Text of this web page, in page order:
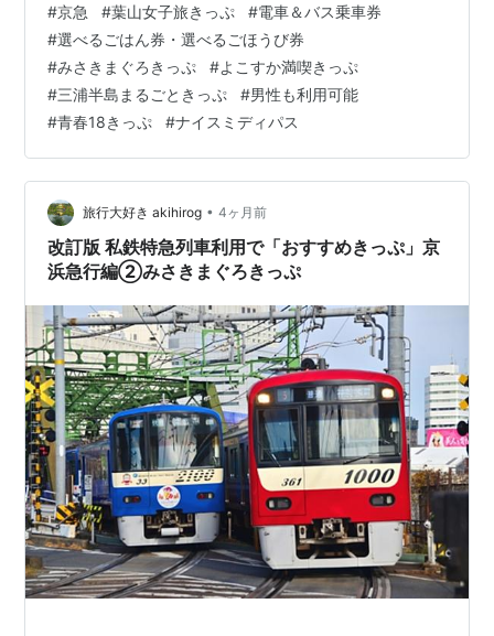
を詳しく紹介しています。 電車バスの往復乗車券がある
のは４種とも共通ですが、乗車券のほかに、それぞれ２
種の券が付いているのが特徴です。 その２種は、下記の
ような名称です。 〇「みさきまぐろきっぷ」には、「ま
ぐろまんぷく券」「三浦・三崎おもひで券」 〇「よこす
か満喫きっぷ」には、「食べる券」「遊ぶ券…
#京急 #葉山女子旅きっぷ #電車＆バス乗車券
#選べるごはん券・選べるごほうび券
#みさきまぐろきっぷ #よこすか満喫きっぷ
#三浦半島まるごときっぷ #男性も利用可能
#青春18きっぷ #ナイスミディパス
旅行大好き akihirog • 4ヶ月前
改訂版 私鉄特急列車利用で「おすすめきっぷ」京
浜急行編②みさきまぐろきっぷ